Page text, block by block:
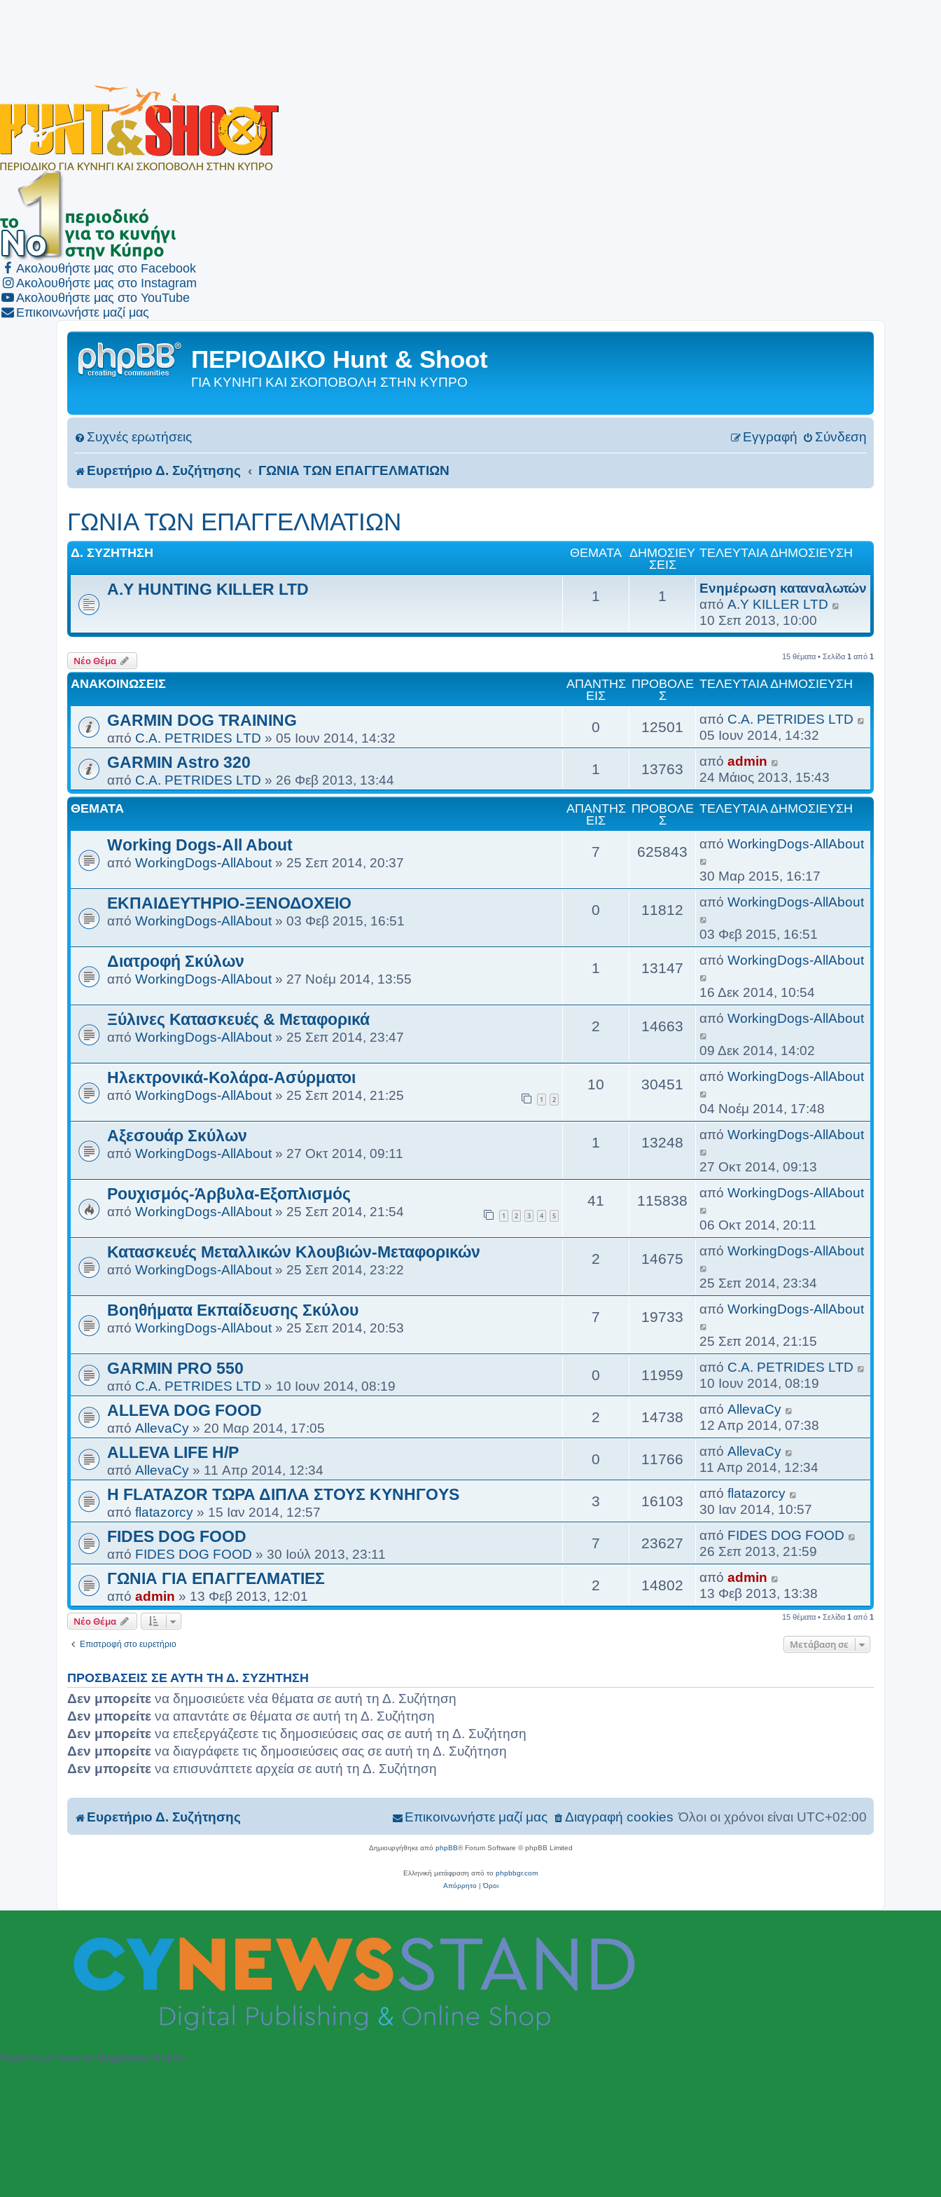
Ακολουθήστε μας στο Facebook
Ακολουθήστε μας στο Instagram
Ακολουθήστε μας στο YouTube
Επικοινωνήστε μαζί μας
ΠΕΡΙΟΔΙΚΟ Hunt & Shoot
ΓΙΑ ΚΥΝΗΓΙ ΚΑΙ ΣΚΟΠΟΒΟΛΗ ΣΤΗΝ ΚΥΠΡΟ
Συχνές ερωτήσεις Σύνδεση
Εγγραφή
Ευρετήριο Δ. Συζήτησης ΓΩΝΙΑ ΤΩΝ ΕΠΑΓΓΕΛΜΑΤΙΩΝ
ΓΩΝΙΑ ΤΩΝ ΕΠΑΓΓΕΛΜΑΤΙΩΝ
Δ. ΣΥΖΉΤΗΣΗ ΘΈΜΑΤΑ ΔΗΜΟΣΙΕΎ
ΣΕΙΣ
ΤΕΛΕΥΤΑΊΑ ΔΗΜΟΣΊΕΥΣΗ
A.Y HUNTING KILLER LTD 1 1
Ενημέρωση καταναλωτών
από A.Y KILLER LTD
ο
β
λ
τ
ς
λ
ε
υ
τ
α
ς
μ
ί
ε
η
10 Σεπ 2013, 10:00
Νέο Θέμα 15 θέματα • Σελίδα 1 από 1
ΑΝΑΚΟΙΝΏΣΕΙΣ
ΑΠΑΝΤΉΣ
ΕΙΣ
ΠΡΟΒΟΛΈ
Σ
ΤΕΛΕΥΤΑΊΑ ΔΗΜΟΣΊΕΥΣΗ
GARMIN DOG TRAINING
από C.A. PETRIDES LTD » 05 Ιουν 2014, 14:32
0 12501 από C.A. PETRIDES LTD
05 Ιουν 2014, 14:32
GARMIN Astro 320
από C.A. PETRIDES LTD » 26 Φεβ 2013, 13:44
1 13763 από admin
24 Μάιος 2013, 15:43
ΘΈΜΑΤΑ
ΑΠΑΝΤΉΣ
ΕΙΣ
ΠΡΟΒΟΛΈ
Σ
ΤΕΛΕΥΤΑΊΑ ΔΗΜΟΣΊΕΥΣΗ
Working Dogs-All About
από WorkingDogs-AllAbout » 25 Σεπ 2014, 20:37
7 625843 από WorkingDogs-AllAbout
30 Μαρ 2015, 16:17
ΕΚΠΑΙΔΕΥΤΗΡΙΟ-ΞΕΝΟΔΟΧΕΙΟ
από WorkingDogs-AllAbout » 03 Φεβ 2015, 16:51
0 11812 από WorkingDogs-AllAbout
03 Φεβ 2015, 16:51
Διατροφή Σκύλων
από WorkingDogs-AllAbout » 27 Νοέμ 2014, 13:55
1 13147 από WorkingDogs-AllAbout
16 Δεκ 2014, 10:54
Ξύλινες Κατασκευές & Μεταφορικά
από WorkingDogs-AllAbout » 25 Σεπ 2014, 23:47
2 14663 από WorkingDogs-AllAbout
09 Δεκ 2014, 14:02
Ηλεκτρονικά-Κολάρα-Ασύρματοι
από WorkingDogs-AllAbout » 25 Σεπ 2014, 21:25 1 2
10 30451 από WorkingDogs-AllAbout
04 Νοέμ 2014, 17:48
Αξεσουάρ Σκύλων
από WorkingDogs-AllAbout » 27 Οκτ 2014, 09:11
1 13248 από WorkingDogs-AllAbout
27 Οκτ 2014, 09:13
Ρουχισμός-Άρβυλα-Εξοπλισμός
από WorkingDogs-AllAbout » 25 Σεπ 2014, 21:54 1 2 3 4 5
41 115838 από WorkingDogs-AllAbout
06 Οκτ 2014, 20:11
Κατασκευές Μεταλλικών Κλουβιών-Μεταφορικών
από WorkingDogs-AllAbout » 25 Σεπ 2014, 23:22
2 14675 από WorkingDogs-AllAbout
25 Σεπ 2014, 23:34
Βοηθήματα Εκπαίδευσης Σκύλου
από WorkingDogs-AllAbout » 25 Σεπ 2014, 20:53
7 19733 από WorkingDogs-AllAbout
25 Σεπ 2014, 21:15
GARMIN PRO 550
από C.A. PETRIDES LTD » 10 Ιουν 2014, 08:19
0 11959 από C.A. PETRIDES LTD
10 Ιουν 2014, 08:19
ALLEVA DOG FOOD
από AllevaCy » 20 Μαρ 2014, 17:05
2 14738 από AllevaCy
12 Απρ 2014, 07:38
ALLEVA LIFE H/P
από AllevaCy » 11 Απρ 2014, 12:34
0 11766 από AllevaCy
11 Απρ 2014, 12:34
H FLATAZOR ΤΩΡΑ ΔΙΠΛΑ ΣΤΟΥΣ ΚΥΝΗΓΟYS
από flatazorcy » 15 Ιαν 2014, 12:57
3 16103 από flatazorcy
30 Ιαν 2014, 10:57
FIDES DOG FOOD
από FIDES DOG FOOD » 30 Ιούλ 2013, 23:11
7 23627 από FIDES DOG FOOD
26 Σεπ 2013, 21:59
ΓΩΝΙΑ ΓΙΑ ΕΠΑΓΓΕΛΜΑΤΙΕΣ
από admin » 13 Φεβ 2013, 12:01
2 14802 από admin
13 Φεβ 2013, 13:38
Νέο Θέμα 15 θέματα • Σελίδα 1 από 1
Επιστροφή στο ευρετήριο Μετάβαση σε
ΠΡΟΣΒΆΣΕΙΣ ΣΕ ΑΥΤΉ ΤΗ Δ. ΣΥΖΉΤΗΣΗ
Δεν μπορείτε να δημοσιεύετε νέα θέματα σε αυτή τη Δ. Συζήτηση
Δεν μπορείτε να απαντάτε σε θέματα σε αυτή τη Δ. Συζήτηση
Δεν μπορείτε να επεξεργάζεστε τις δημοσιεύσεις σας σε αυτή τη Δ. Συζήτηση
Δεν μπορείτε να διαγράφετε τις δημοσιεύσεις σας σε αυτή τη Δ. Συζήτηση
Δεν μπορείτε να επισυνάπτετε αρχεία σε αυτή τη Δ. Συζήτηση
Ευρετήριο Δ. Συζήτησης Όλοι οι χρόνοι είναι UTC+02:00
Διαγραφή cookies
Επικοινωνήστε μαζί μας
Δημιουργήθηκε από phpBB® Forum Software © phpBB Limited
Ελληνική μετάφραση από το phpbbgr.com
Απόρρητο|Όροι
Read Your Favorite Magazines Online